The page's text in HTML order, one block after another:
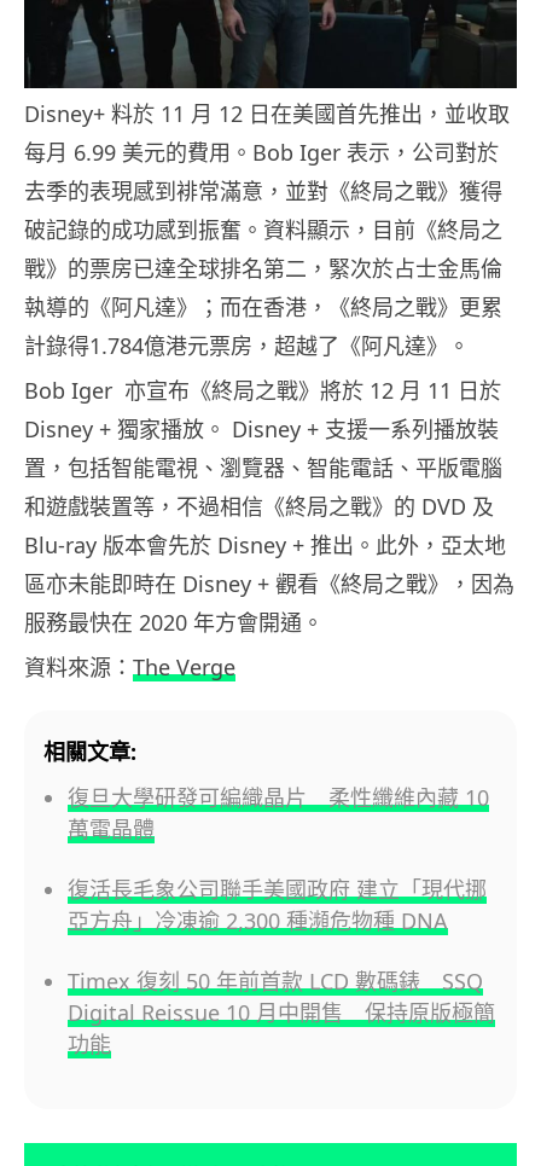
Disney+ 料於 11 月 12 日在美國首先推出，並收取
每月 6.99 美元的費用。Bob Iger 表示，公司對於
去季的表現感到裶常滿意，並對《終局之戰》獲得
破記錄的成功感到振奮。資料顯示，目前《終局之
戰》的票房已達全球排名第二，緊次於占士金馬倫
執導的《阿凡達》；而在香港，《終局之戰》更累
計錄得1.784億港元票房，超越了《阿凡達》。
Bob Iger 亦宣布《終局之戰》將於 12 月 11 日於
Disney + 獨家播放。 Disney + 支援一系列播放裝
置，包括智能電視、瀏覽器、智能電話、平版電腦
和遊戲裝置等，不過相信《終局之戰》的 DVD 及
Blu-ray 版本會先於 Disney + 推出。此外，亞太地
區亦未能即時在 Disney + 觀看《終局之戰》，因為
服務最快在 2020 年方會開通。
資料來源： The Verge
相關文章:
復旦大學研發可編織晶片 柔性纖維內藏 10
萬電晶體
復活長毛象公司聯手美國政府 建立「現代挪
亞方舟」冷凍逾 2,300 種瀕危物種 DNA
Timex 復刻 50 年前首款 LCD 數碼錶 SSQ
Digital Reissue 10 月中開售 保持原版極簡
功能